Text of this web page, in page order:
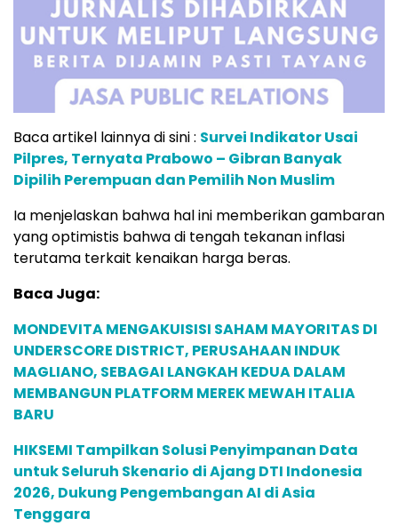
Baca artikel lainnya di sini : Survei Indikator Usai
Pilpres, Ternyata Prabowo – Gibran Banyak
Dipilih Perempuan dan Pemilih Non Muslim
Ia menjelaskan bahwa hal ini memberikan gambaran
yang optimistis bahwa di tengah tekanan inflasi
terutama terkait kenaikan harga beras.
Baca Juga:
MONDEVITA MENGAKUISISI SAHAM MAYORITAS DI
UNDERSCORE DISTRICT, PERUSAHAAN INDUK
MAGLIANO, SEBAGAI LANGKAH KEDUA DALAM
MEMBANGUN PLATFORM MEREK MEWAH ITALIA
BARU
HIKSEMI Tampilkan Solusi Penyimpanan Data
untuk Seluruh Skenario di Ajang DTI Indonesia
2026, Dukung Pengembangan AI di Asia
Tenggara